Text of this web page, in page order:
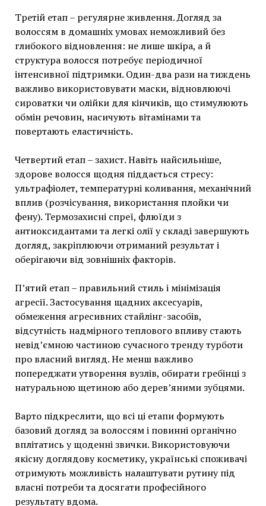
Третій етап – регулярне живлення. Догляд за
волоссям в домашніх умовах неможливий без
глибокого відновлення: не лише шкіра, а й
структура волосся потребує періодичної
інтенсивної підтримки. Один-два рази на тиждень
важливо використовувати маски, відновлюючі
сироватки чи олійки для кінчиків, що стимулюють
обмін речовин, насичують вітамінами та
повертають еластичність.
Четвертий етап – захист. Навіть найсильніше,
здорове волосся щодня піддається стресу:
ультрафіолет, температурні коливання, механічний
вплив (розчісування, використання плойки чи
фену). Термозахисні спреї, флюїди з
антиоксидантами та легкі олії у складі завершують
догляд, закріплюючи отриманий результат і
оберігаючи від зовнішніх факторів.
П’ятий етап – правильний стиль і мінімізація
агресії. Застосування щадних аксесуарів,
обмеження агресивних стайлінг-засобів,
відсутність надмірного теплового впливу стають
невід’ємною частиною сучасного тренду турботи
про власний вигляд. Не менш важливо
попереджати утворення вузлів, обирати гребінці з
натуральною щетиною або дерев’яними зубцями.
Варто підкреслити, що всі ці етапи формують
базовий догляд за волоссям і повинні органічно
вплітатись у щоденні звички. Використовуючи
якісну доглядову косметику, українські споживачі
отримують можливість налаштувати рутину під
власні потреби та досягати професійного
результату вдома.